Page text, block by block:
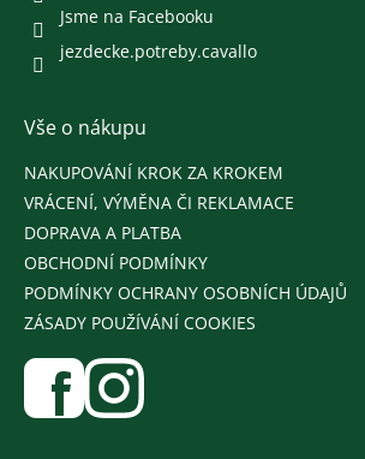
Jsme na Facebooku
jezdecke.potreby.cavallo
Vše o nákupu
NAKUPOVÁNÍ KROK ZA KROKEM
VRÁCENÍ, VÝMĚNA ČI REKLAMACE
DOPRAVA A PLATBA
OBCHODNÍ PODMÍNKY
PODMÍNKY OCHRANY OSOBNÍCH ÚDAJŮ
ZÁSADY POUŽÍVÁNÍ COOKIES